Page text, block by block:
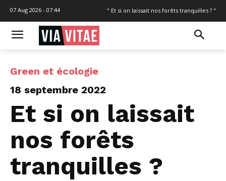
07 Aug 2026 - 07:44 " Et si on laissait nos forêts tranquilles ? "
Green et écologie
18 septembre 2022
Et si on laissait
nos forêts
tranquilles ?